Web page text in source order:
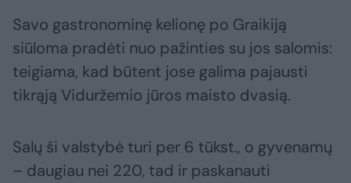
Savo gastronominę kelionę po Graikiją
siūloma pradėti nuo pažinties su jos salomis:
teigiama, kad būtent jose galima pajausti
tikrąją Viduržemio jūros maisto dvasią.
Salų ši valstybė turi per 6 tūkst., o gyvenamų
– daugiau nei 220, tad ir paskanauti